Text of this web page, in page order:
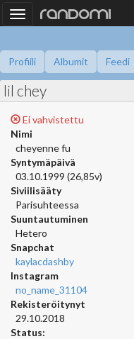
Toggle
navigation
Profiili Albumit Feedi
Kysy minulta
lil chey
Ei vahvistettu
Nimi
cheyenne fu
Syntymäpäivä
03.10.1999 (26,85v)
Siviilisääty
Parisuhteessa
Suuntautuminen
Hetero
Snapchat
kaylacdashby
Instagram
no_name_31104
Rekisteröitynyt
29.10.2018
Status: